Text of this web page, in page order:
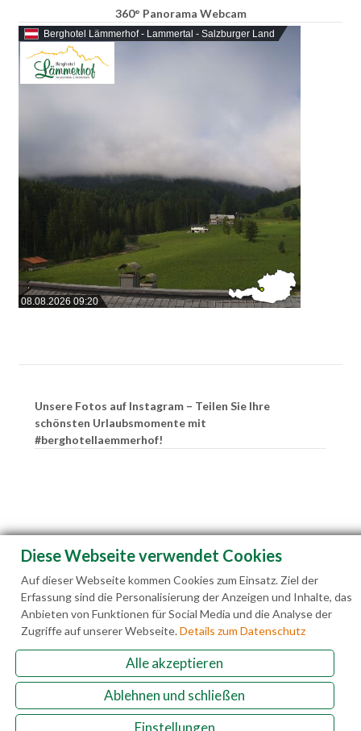
360° Panorama Webcam
Berghotel Lämmerhof - Lammertal - Salzburger Land
08.08.2026 09:20
Unsere Fotos auf Instagram – Teilen Sie Ihre
schönsten Urlaubsmomente mit
#berghotellaemmerhof!
Familie Hedegger Lämmerhofweg 2 A-5522 St.
Martin a. Tgb.
Diese Webseite verwendet Cookies
Auf dieser Webseite kommen Cookies zum Einsatz. Ziel der
Erfassung sind die Personalisierung der Anzeigen und Inhalte, das
Anbieten von Funktionen für Social Media und die Analyse der
Zugriffe auf unserer Webseite.Details zum Datenschutz
Alle akzeptieren
Ablehnen und schließen
Einstellungen